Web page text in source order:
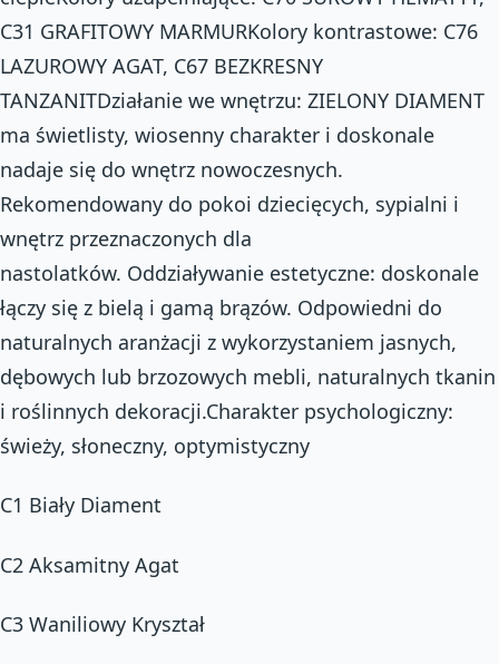
C31 GRAFITOWY MARMURKolory kontrastowe: C76
LAZUROWY AGAT, C67 BEZKRESNY
TANZANITDziałanie we wnętrzu: ZIELONY DIAMENT
ma świetlisty, wiosenny charakter i doskonale
nadaje się do wnętrz nowoczesnych.
Rekomendowany do pokoi dziecięcych, sypialni i
wnętrz przeznaczonych dla
nastolatków. Oddziaływanie estetyczne: doskonale
łączy się z bielą i gamą brązów. Odpowiedni do
naturalnych aranżacji z wykorzystaniem jasnych,
dębowych lub brzozowych mebli, naturalnych tkanin
i roślinnych dekoracji.Charakter psychologiczny:
świeży, słoneczny, optymistyczny
C1 Biały Diament
C2 Aksamitny Agat
C3 Waniliowy Kryształ